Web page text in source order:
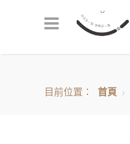
目前位置： 首頁